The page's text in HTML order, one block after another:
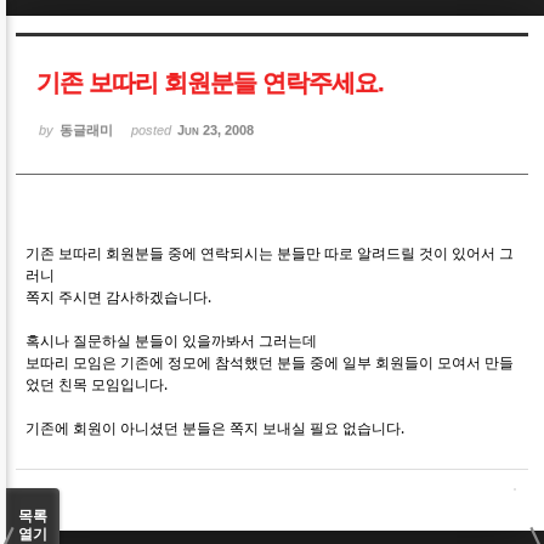
기존 보따리 회원분들 연락주세요.
by 동글래미 posted Jun 23, 2008
기존 보따리 회원분들 중에 연락되시는 분들만 따로 알려드릴 것이 있어서 그
러니
쪽지 주시면 감사하겠습니다.
혹시나 질문하실 분들이 있을까봐서 그러는데
보따리 모임은 기존에 정모에 참석했던 분들 중에 일부 회원들이 모여서 만들
었던 친목 모임입니다.
기존에 회원이 아니셨던 분들은 쪽지 보내실 필요 없습니다.
목록
열기
Sketchbook5, 스케치북5
Sketchbook5, 스케치북5
Sketchbook5, 스케치북5
Sketchbook5, 스케치북5